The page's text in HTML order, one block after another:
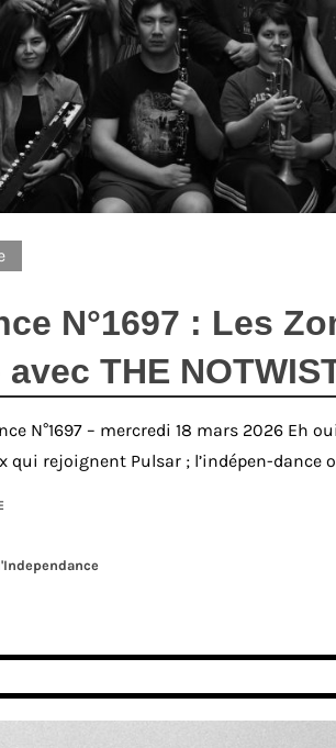
N°1697 : Les
THE
N°1697 – mercredi 18 mars 2026 Eh
rejoignent Pulsar ; l’indépen-dance